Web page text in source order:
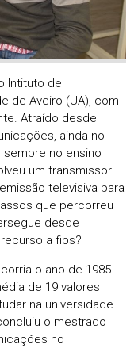
Intituto de
de Aveiro (UA), com
Atraído desde
ainda no
no ensino
um transmissor
televisiva para
que percorreu
desde
a fios?
o ano de 1985.
de 19 valores
na universidade.
o mestrado
no